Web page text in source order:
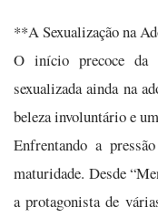
**A Sexualização na
O início precoce da
sexualizada ainda na
beleza involuntário e
Enfrentando a
maturidade. Desde
a protagonista de